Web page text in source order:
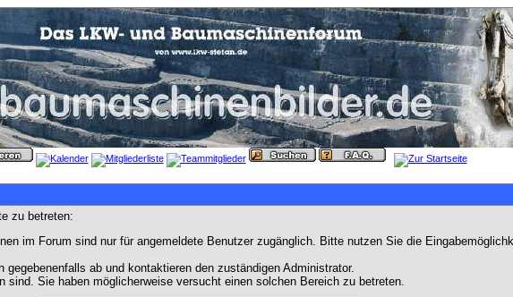
zu betreten:
im Forum sind nur für angemeldete Benutzer zugänglich. Bitte nutzen Sie die
ab und kontaktieren den zuständigen Administrator.
Sie haben möglicherweise versucht einen solchen Bereich zu betreten.